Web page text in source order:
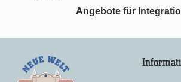
Angebote für